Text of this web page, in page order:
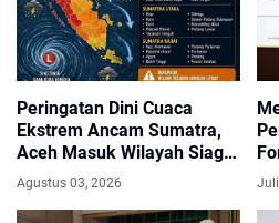
Peringatan Dini Cuaca
Ekstrem Ancam Sumatra,
Aceh Masuk Wilayah Siaga
Hujan Sangat Lebat
Agustus 03, 2026